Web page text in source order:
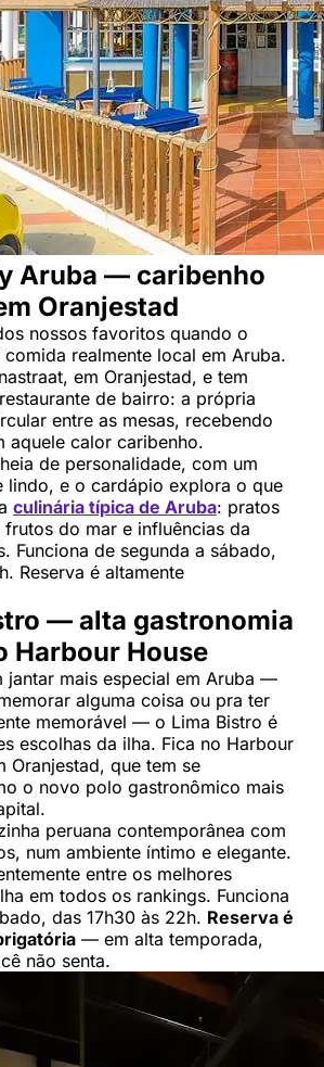
Aruba — caribenho
Oranjestad
nossos favoritos quando o
realmente local em Aruba.
em Oranjestad, e tem
de bairro: a própria
entre as mesas, recebendo
aquele calor caribenho.
de personalidade, com um
lindo, e o cardápio explora o que
culinária típica de Aruba: pratos
do mar e influências da
Funciona de segunda a sábado,
Reserva é altamente
— alta gastronomia
Harbour House
jantar mais especial em Aruba —
alguma coisa ou pra ter
memorável — o Lima Bistro é
escolhas da ilha. Fica no Harbour
Oranjestad, que tem se
o novo polo gastronômico mais
peruana contemporânea com
num ambiente íntimo e elegante.
entre os melhores
em todos os rankings. Funciona
das 17h30 às 22h. Reserva é
— em alta temporada,
não senta.